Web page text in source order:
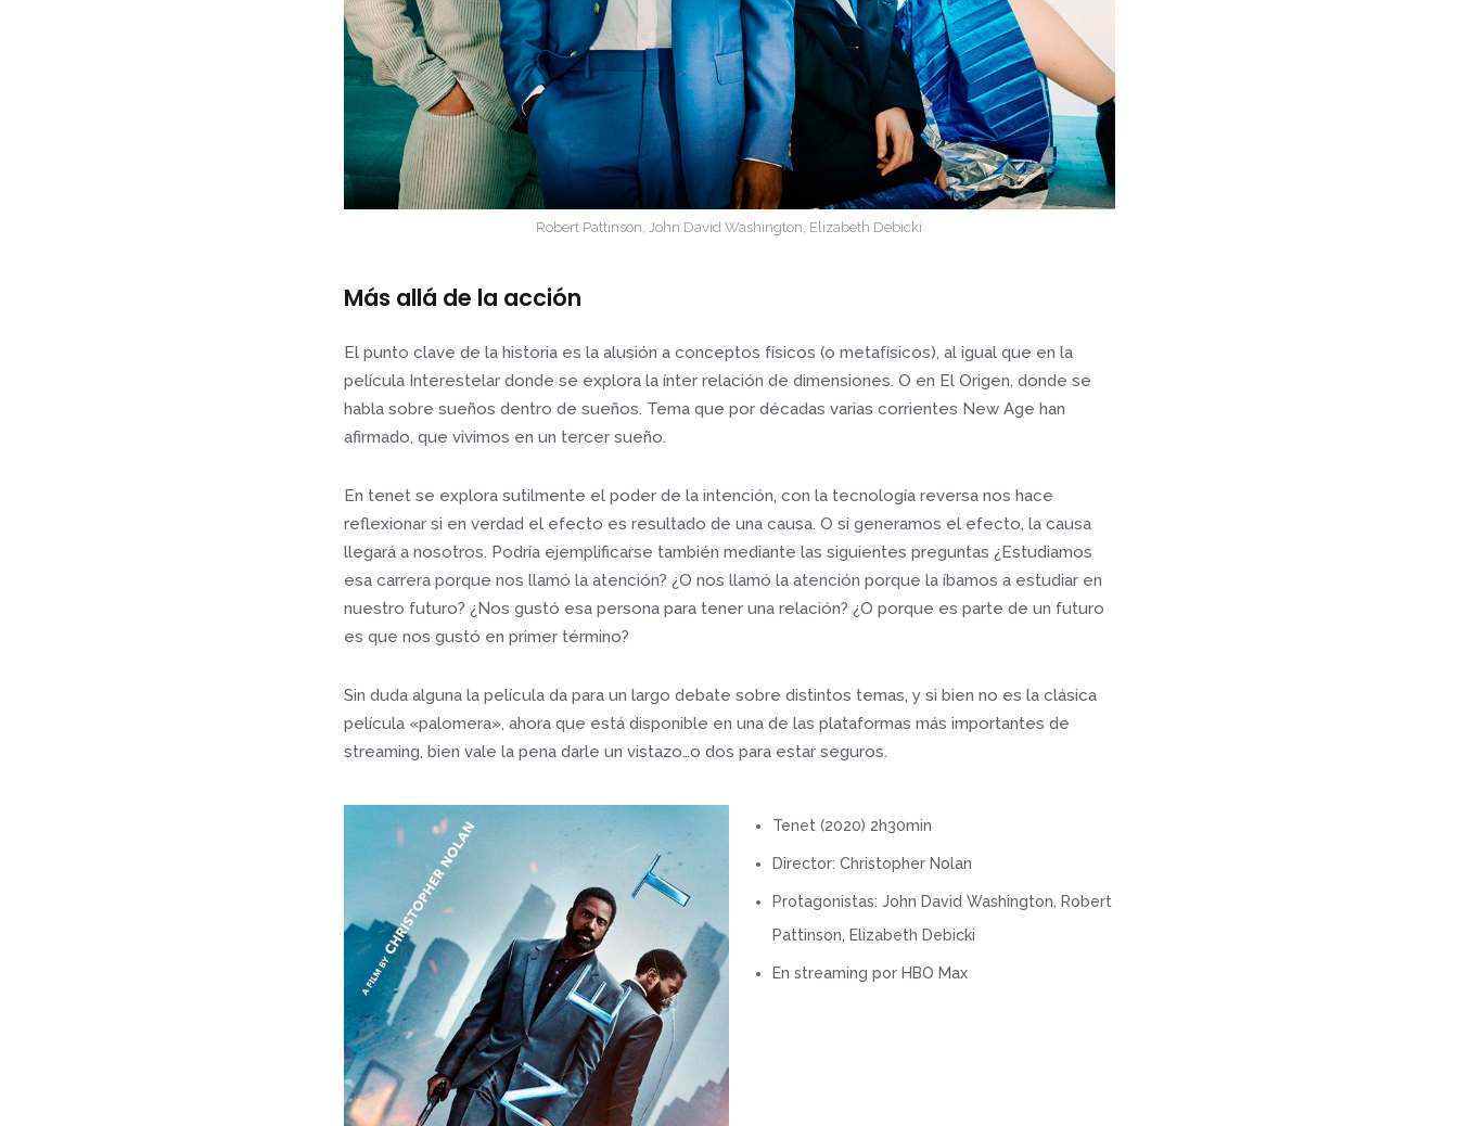
Robert Pattinson, John David Washington, Elizabeth Debicki
Más allá de la acción
El punto clave de la historia es la alusión a conceptos físicos (o metafísicos), al igual que en la
película Interestelar donde se explora la ínter relación de dimensiones. O en El Origen, donde se
habla sobre sueños dentro de sueños. Tema que por décadas varias corrientes New Age han
afirmado, que vivimos en un tercer sueño.
En tenet se explora sutilmente el poder de la intención, con la tecnología reversa nos hace
reflexionar si en verdad el efecto es resultado de una causa. O si generamos el efecto, la causa
llegará a nosotros. Podría ejemplificarse también mediante las siguientes preguntas ¿Estudiamos
esa carrera porque nos llamó la atención? ¿O nos llamó la atención porque la íbamos a estudiar en
nuestro futuro? ¿Nos gustó esa persona para tener una relación? ¿O porque es parte de un futuro
es que nos gustó en primer término?
Sin duda alguna la película da para un largo debate sobre distintos temas, y si bien no es la clásica
película «palomera», ahora que está disponible en una de las plataformas más importantes de
streaming, bien vale la pena darle un vistazo…o dos para estar seguros.
Tenet (2020) 2h30min
Director: Christopher Nolan
Protagonistas: John David Washington, Robert
Pattinson, Elizabeth Debicki
En streaming por HBO Max